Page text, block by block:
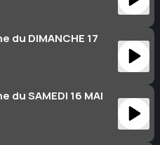
du DIMANCHE 17
SAMEDI 16 MAI